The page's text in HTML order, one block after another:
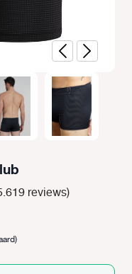
reviews)